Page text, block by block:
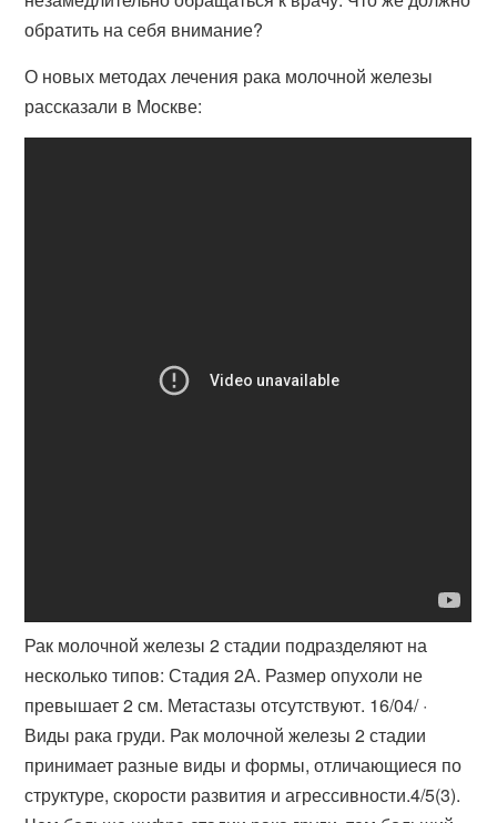
обратить на себя внимание?
О новых методах лечения рака молочной железы
рассказали в Москве:
Рак молочной железы 2 стадии подразделяют на
несколько типов: Стадия 2А. Размер опухоли не
превышает 2 см. Метастазы отсутствуют. 16/04/ ·
Виды рака груди. Рак молочной железы 2 стадии
принимает разные виды и формы, отличающиеся по
структуре, скорости развития и агрессивности.4/5(3).